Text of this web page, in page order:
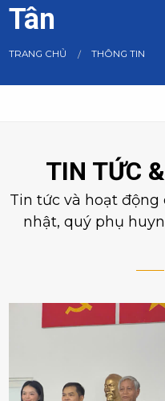
Tân
TRANG CHỦ CURRENT:
THÔNG TIN
TIN TỨC
Tin tức và hoạt
nhật, quý phụ